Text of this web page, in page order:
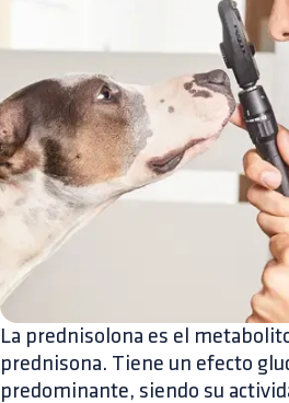
La prednisolona es el
prednisona. Tiene un efecto
predominante, siendo su